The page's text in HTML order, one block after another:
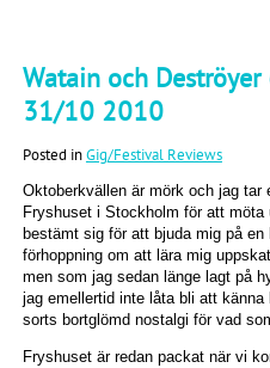
Watain och
31/10 2010
Posted inGig/Festival Reviews
Oktoberkvällen är mörk och jag tar
Fryshuset i Stockholm för att
bestämt sig för att bjuda mig på
förhoppning om att lära mig
men som jag sedan länge lagt på
jag emellertid inte låta bli att
sorts bortglömd nostalgi för vad
Fryshuset är redan packat när vi